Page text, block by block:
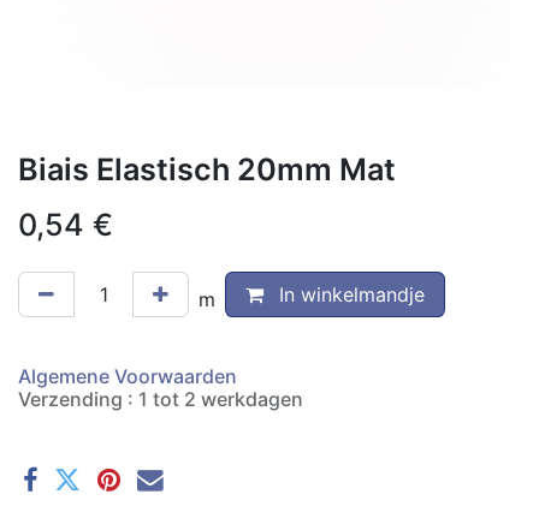
Biais Elastisch 20mm Mat
0,54 €
m In winkelmandje
Algemene Voorwaarden
Verzending : 1 tot 2 werkdagen